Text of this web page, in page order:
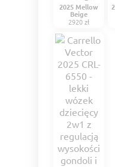
2025 Mellow
Beige
2920 zł